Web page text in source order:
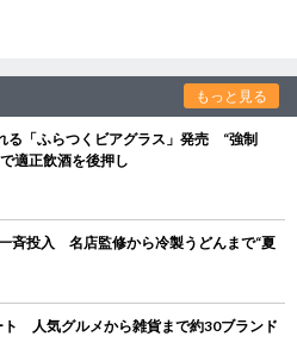
もっと見る
る「ふらつくビアグラス」発売 “強制
適正飲酒を後押し
斉投入 名店監修から冷製うどんまで“夏
人気グルメから雑貨まで約30ブランド